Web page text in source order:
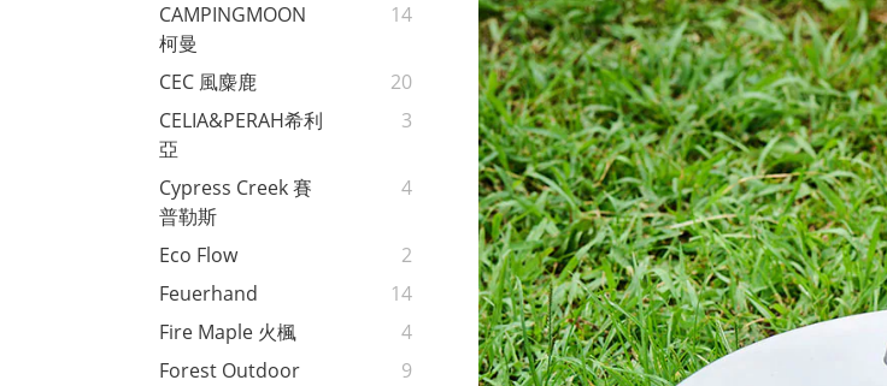
CAMPINGMOON
柯曼
14
CEC 風麋鹿
20
CELIA&PERAH希利
亞
3
Cypress Creek 賽
普勒斯
4
Eco Flow
2
Feuerhand
14
Fire Maple 火楓
4
Forest Outdoor
9